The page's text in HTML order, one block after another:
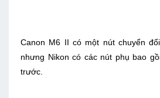
Canon M6 II có một nút chuyển
nhưng Nikon có các nút phụ bao
trước.